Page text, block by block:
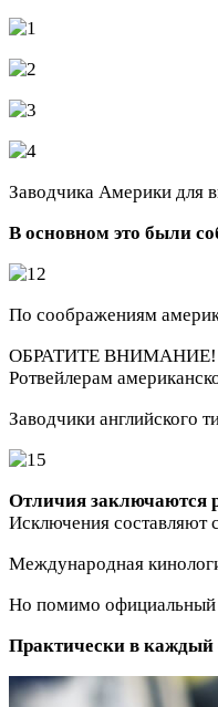
Заводчика Америки для
В основном это были
По соображениям
ОБРАТИТЕ ВНИМАНИЕ!
Ротвейлерам
Заводчики английского
Отличия заключаются
Исключения составляют
Международная
Но помимо официальный
Практически в каждый